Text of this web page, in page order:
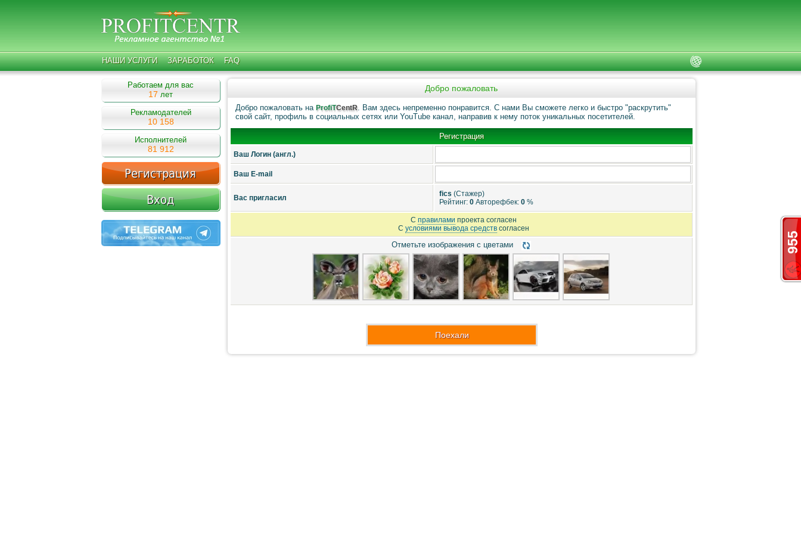
955
НАШИ УСЛУГИ ЗАРАБОТОК FAQ
Работаем для вас
17 лет
Рекламодателей
10 158
Исполнителей
81 912
Добро пожаловать
Добро пожаловать на ProfiTCentR. Вам здесь непременно понравится. C нами Вы сможете легко и быстро "раскрутить"
свой сайт, профиль в социальных сетях или YouTube канал, направив к нему поток уникальных посетителей.
Регистрация
Ваш Логин (англ.)
Ваш E-mail
Ваc пригласил fics (Стажер)
Рейтинг: 0Авторефбек: 0%
С правилами проекта согласен
С условиями вывода средствсогласен
Отметьте изображения с цветами
Поехали